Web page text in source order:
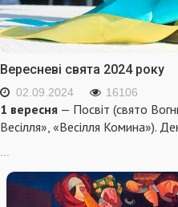
Вересневі свята 2024 року
02.09.2024 16106
1 вересня — Посвіт (свято
Весілля», «Весілля Комина»).
...